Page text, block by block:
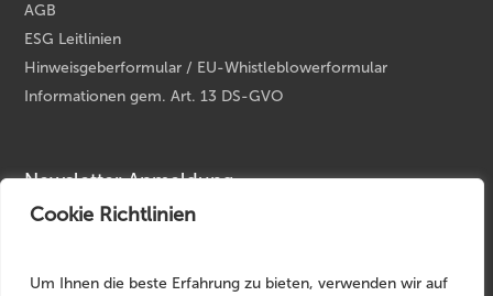
Cookie Richtlinien
Um Ihnen die beste Erfahrung zu bieten, verwenden wir auf
AGB
ESG Leitlinien
Hinweisgeberformular / EU-Whistleblowerformular
Informationen gem. Art. 13 DS-GVO
Newsletter Anmeldung